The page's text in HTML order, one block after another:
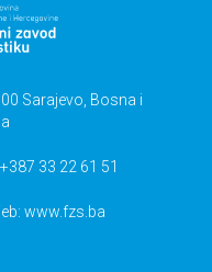
Sarajevo, Bosna i
33 22 61 51
www.fzs.ba